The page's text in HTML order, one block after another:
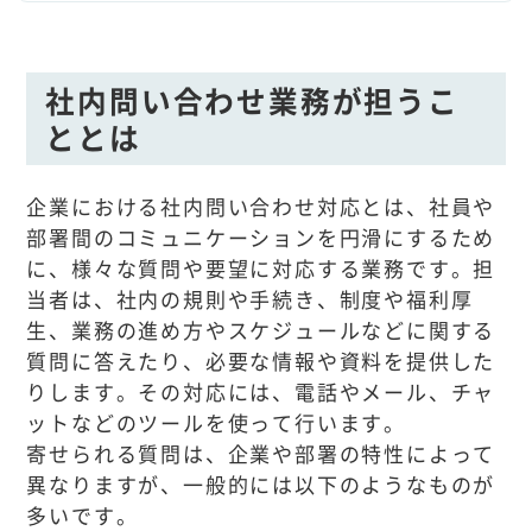
社内問い合わせ業務が担うこ
ととは
企業における社内問い合わせ対応とは、社員や
部署間のコミュニケーションを円滑にするため
に、様々な質問や要望に対応する業務です。担
当者は、社内の規則や手続き、制度や福利厚
生、業務の進め方やスケジュールなどに関する
質問に答えたり、必要な情報や資料を提供した
りします。その対応には、電話やメール、チャ
ットなどのツールを使って行います。
寄せられる質問は、企業や部署の特性によって
異なりますが、一般的には以下のようなものが
多いです。